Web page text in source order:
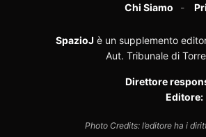
Chi Siamo
SpazioJ è un supplemento
Aut. Tribunale di
Direttore
Editore:
Photo Credits: l’editore ha i